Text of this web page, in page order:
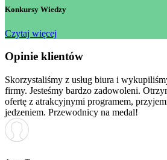
Konkursy Wiedzy
Czytaj więcej
Opinie klientów
Skorzystaliśmy z usług biura i
firmy. Jesteśmy bardzo zadowoleni.
ofertę z atrakcyjnymi programem,
jedzeniem. Przewodnicy na medal!